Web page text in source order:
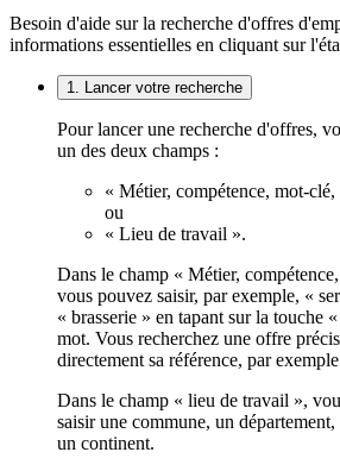
Besoin d'aide sur la recherche d'offres
informations essentielles en cliquant sur
1. Lancer votre recherche
Pour lancer une recherche d'offres,
un des deux champs :
« Métier, compétence, mot-
ou
« Lieu de travail ».
Dans le champ « Métier,
vous pouvez saisir, par exemple, «
« brasserie » en tapant sur la touche
mot. Vous recherchez une offre
directement sa référence, par
Dans le champ « lieu de travail »,
saisir une commune, un
un continent.